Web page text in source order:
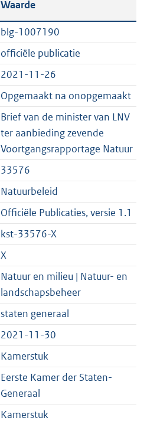
a
n
d
s
g
r
o
o
t
t
:
2
K
b
a
n
d
s
g
r
o
o
t
e
:
2
K
b
Waarde
blg-1007190
officiële publicatie
2021-11-26
Opgemaakt na onopgemaakt
Brief van de minister van LNV
ter aanbieding zevende
Voortgangsrapportage Natuur
33576
Natuurbeleid
Officiële Publicaties, versie 1.1
kst-33576-X
X
Natuur en milieu | Natuur- en
landschapsbeheer
staten generaal
2021-11-30
Kamerstuk
Eerste Kamer der Staten-
Generaal
Kamerstuk